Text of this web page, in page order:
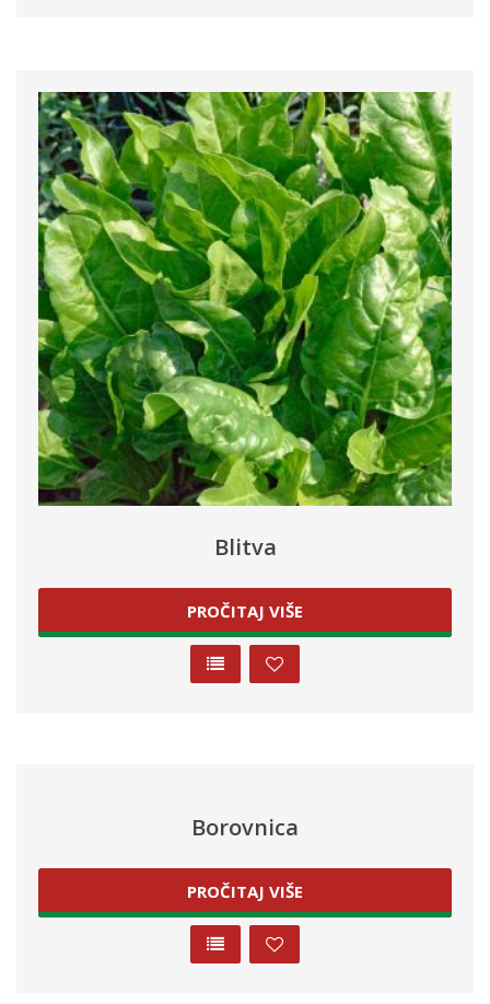
Blitva
PROČITAJ VIŠE
Borovnica
PROČITAJ VIŠE